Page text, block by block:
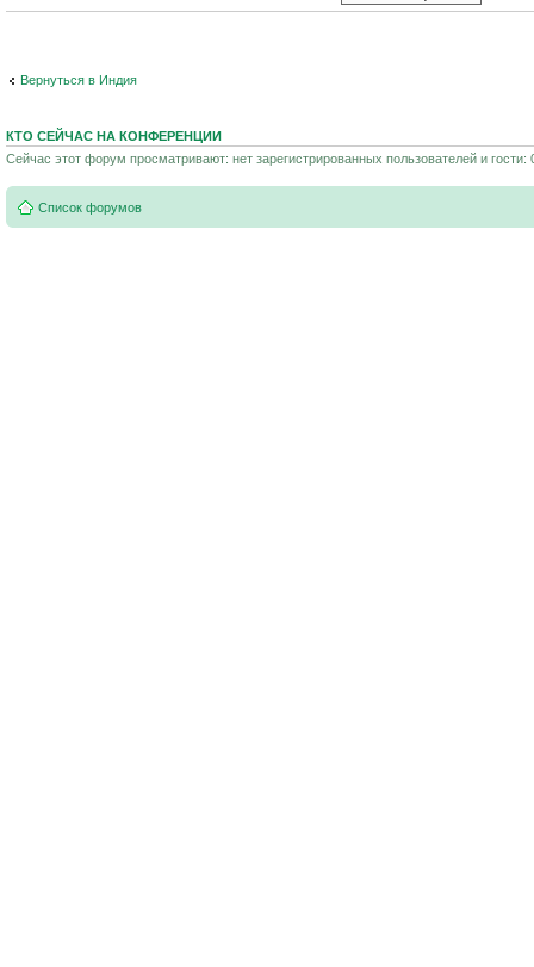
Вернуться в Индия
КТО СЕЙЧАС НА КОНФЕРЕНЦИИ
Сейчас этот форум просматривают: нет зарегистрированных пользователей и гости:
Список форумов